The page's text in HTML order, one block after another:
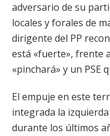
adversario de su
locales y forales de
dirigente del PP
está «fuerte», frente
«pinchará» y un PSE
El empuje en este
integrada la
durante los últimos